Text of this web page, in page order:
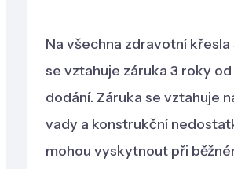
Na všechna zdravotní křesla
se vztahuje záruka 3 roky
dodání. Záruka se vztahuje
vady a konstrukční
mohou vyskytnout při